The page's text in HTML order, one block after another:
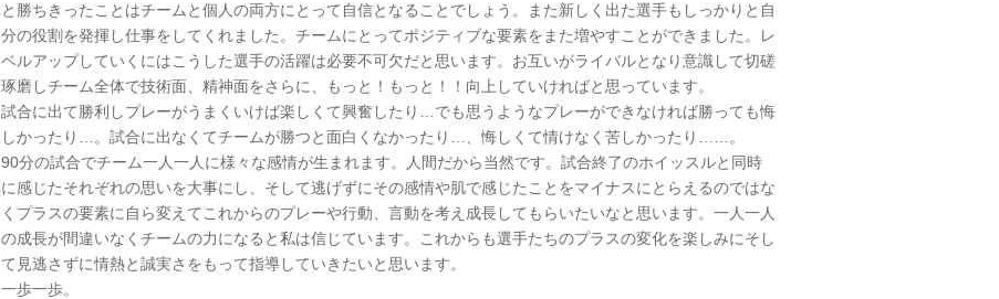
と勝ちきったことはチームと個人の両方にとって自信となることでしょう。また新しく出た選手もしっかりと自
分の役割を発揮し仕事をしてくれました。チームにとってポジティブな要素をまた増やすことができました。レ
ベルアップしていくにはこうした選手の活躍は必要不可欠だと思います。お互いがライバルとなり意識して切磋
琢磨しチーム全体で技術面、精神面をさらに、もっと！もっと！！向上していければと思っています。
試合に出て勝利しプレーがうまくいけば楽しくて興奮したり…でも思うようなプレーができなければ勝っても悔
しかったり…。試合に出なくてチームが勝つと面白くなかったり…、悔しくて情けなく苦しかったり……。
90分の試合でチーム一人一人に様々な感情が生まれます。人間だから当然です。試合終了のホイッスルと同時
に感じたそれぞれの思いを大事にし、そして逃げずにその感情や肌で感じたことをマイナスにとらえるのではな
くプラスの要素に自ら変えてこれからのプレーや行動、言動を考え成長してもらいたいなと思います。一人一人
の成長が間違いなくチームの力になると私は信じています。これからも選手たちのプラスの変化を楽しみにそし
て見逃さずに情熱と誠実さをもって指導していきたいと思います。
一歩一歩。